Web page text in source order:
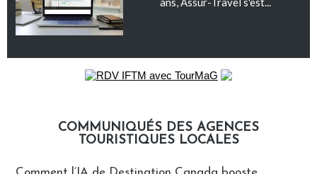
COMMUNIQUÉS DES AGENCES
TOURISTIQUES LOCALES